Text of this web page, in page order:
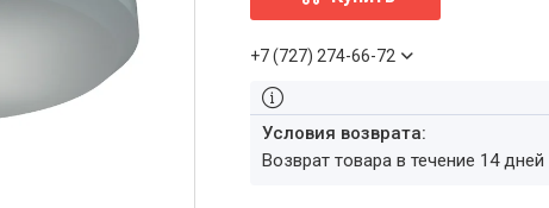
+7 (727) 274-66-72
возврат товара в течение 14 дней